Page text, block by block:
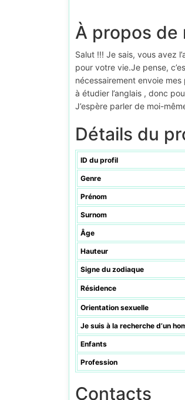
À propos de
Salut !!! Je sais, vous avez
pour votre vie.Je pense,
nécessairement envoie
à étudier l’anglais , donc
J’espère parler de moi-
Détails du
ID du profil
Genre
Prénom
Surnom
Âge
Hauteur
Signe du zodiaque
Résidence
Orientation sexuelle
Je suis à la recherche d’un
Enfants
Profession
Contacts